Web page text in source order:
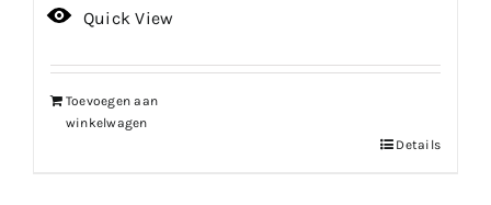
prijs
€169.99.
prijs
€152.99.
Quick View
Toevoegen aan
winkelwagen
Details